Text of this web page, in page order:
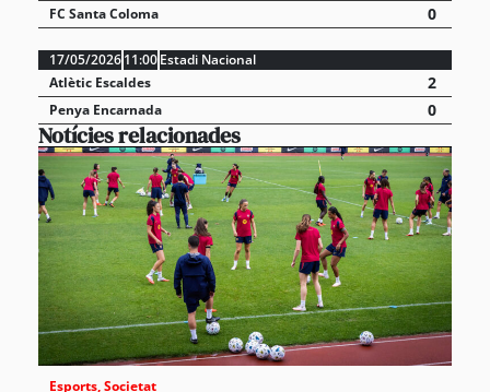
FC Santa Coloma 0
17/05/202611:00Estadi Nacional
Atlètic Escaldes
2
Penya Encarnada 0
Notícies relacionades
Esports,Societat